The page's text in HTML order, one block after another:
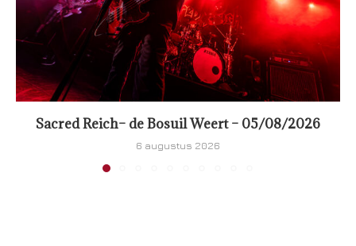
Sacred Reich– de Bosuil Weert – 05/08/2026
6 augustus 2026